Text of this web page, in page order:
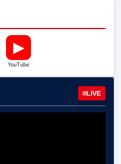
▶
YouTube
LIVE